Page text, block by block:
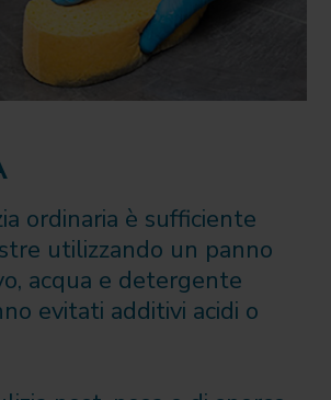
ordinaria è sufficiente
utilizzando un panno
acqua e detergente
evitati additivi acidi o